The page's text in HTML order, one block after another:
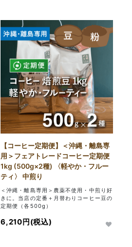
【コーヒー定期便】＜沖縄・離島専
用＞フェアトレードコーヒー定期便
1kg (500g×2種) 〈軽やか・フルー
ティ〉 中煎り
＜沖縄・離島専用＞農薬不使用・中煎り好
きに。当店の定番＋月替わりコーヒー豆の
定期便（各500g）
6,210円(税込)